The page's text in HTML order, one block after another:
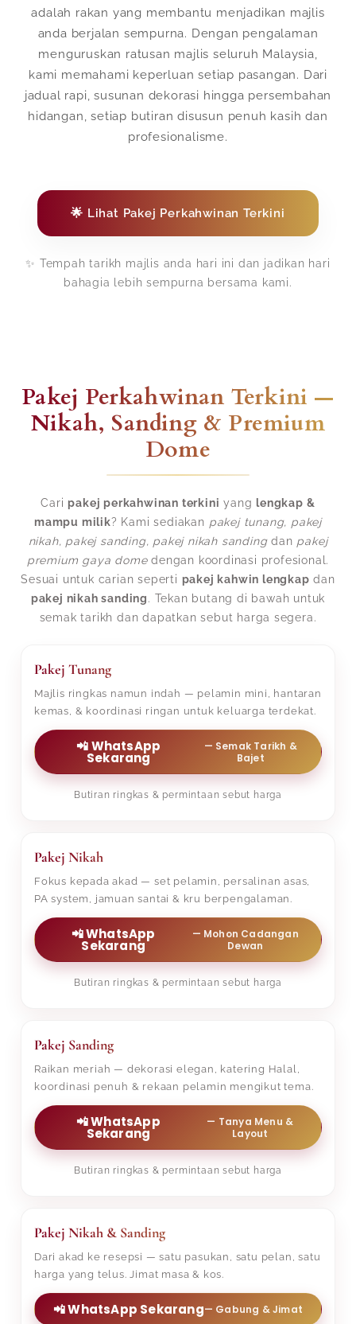
adalah rakan yang membantu menjadikan majlis
anda berjalan sempurna. Dengan pengalaman
menguruskan ratusan majlis seluruh Malaysia,
kami memahami keperluan setiap pasangan. Dari
jadual rapi, susunan dekorasi hingga persembahan
hidangan, setiap butiran disusun penuh kasih dan
profesionalisme.
🌟 Lihat Pakej Perkahwinan Terkini
✨ Tempah tarikh majlis anda hari ini dan jadikan hari
bahagia lebih sempurna bersama kami.
Pakej Perkahwinan Terkini —
Nikah, Sanding & Premium
Dome
Cari pakej perkahwinan terkini yang lengkap &
mampu milik? Kami sediakan pakej tunang, pakej
nikah, pakej sanding, pakej nikah sandingdan pakej
premium gaya domedengan koordinasi profesional.
Sesuai untuk carian seperti pakej kahwin lengkap dan
pakej nikah sanding. Tekan butang di bawah untuk
semak tarikh dan dapatkan sebut harga segera.
Pakej Tunang
Majlis ringkas namun indah — pelamin mini, hantaran
kemas, & koordinasi ringan untuk keluarga terdekat.
📲 WhatsApp
Sekarang
— Semak Tarikh &
Bajet
Butiran ringkas & permintaan sebut harga
Pakej Nikah
Fokus kepada akad — set pelamin, persalinan asas,
PA system, jamuan santai & kru berpengalaman.
📲 WhatsApp
Sekarang
— Mohon Cadangan
Dewan
Butiran ringkas & permintaan sebut harga
Pakej Sanding
Raikan meriah — dekorasi elegan, katering Halal,
koordinasi penuh & rekaan pelamin mengikut tema.
📲 WhatsApp
Sekarang
— Tanya Menu &
Layout
Butiran ringkas & permintaan sebut harga
Pakej Nikah & Sanding
Dari akad ke resepsi — satu pasukan, satu pelan, satu
harga yang telus. Jimat masa & kos.
📲 WhatsApp Sekarang— Gabung & Jimat